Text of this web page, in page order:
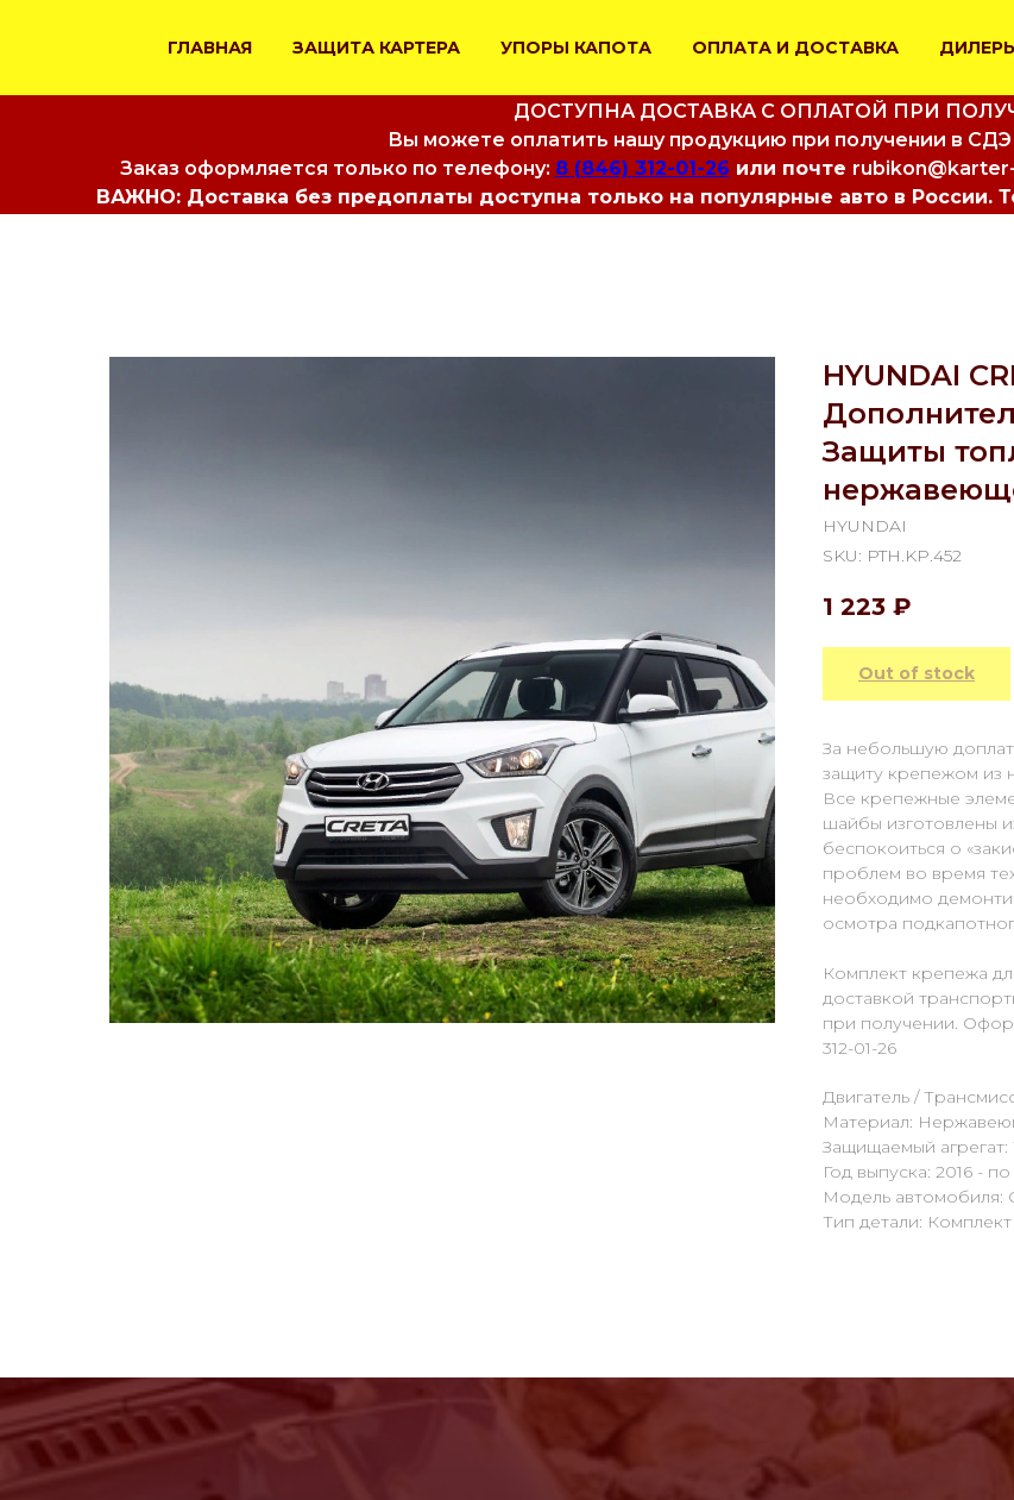
ГЛАВНАЯ ЗАЩИТА КАРТЕРА УПОРЫ КАПОТА ОПЛАТА И ДОСТАВКА
ДОСТУПНА ДОСТАВКА С ОПЛАТОЙ ПРИ
Вы можете оплатить нашу продукцию при получении в
Заказ оформляется только по телефону: 8 (846) 312-01-26 или почте
ВАЖНО: Доставка без предоплаты доступна только на популярные авто в России.
HYUNDAI
Защиты
HYUNDAI
SKU: PTH.KP.452
1 223 ₽
Out of stock
За небольшую
защиту крепежом из
Все крепежные
шайбы изготовлены
беспокоиться о
проблем во время
необходимо
осмотра
Комплект крепежа
доставкой
при получении.
312-01-26
Двигатель /
Материал:
Защищаемый
Год выпуска: 2016 - по
Модель автомобиля:
Тип детали: